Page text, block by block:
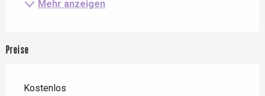
Mehr anzeigen
Preise
Kostenlos